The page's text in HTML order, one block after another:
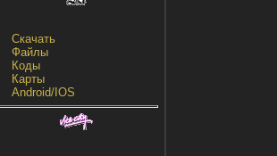
Скачать
Файлы
Коды
Карты
Android/IOS